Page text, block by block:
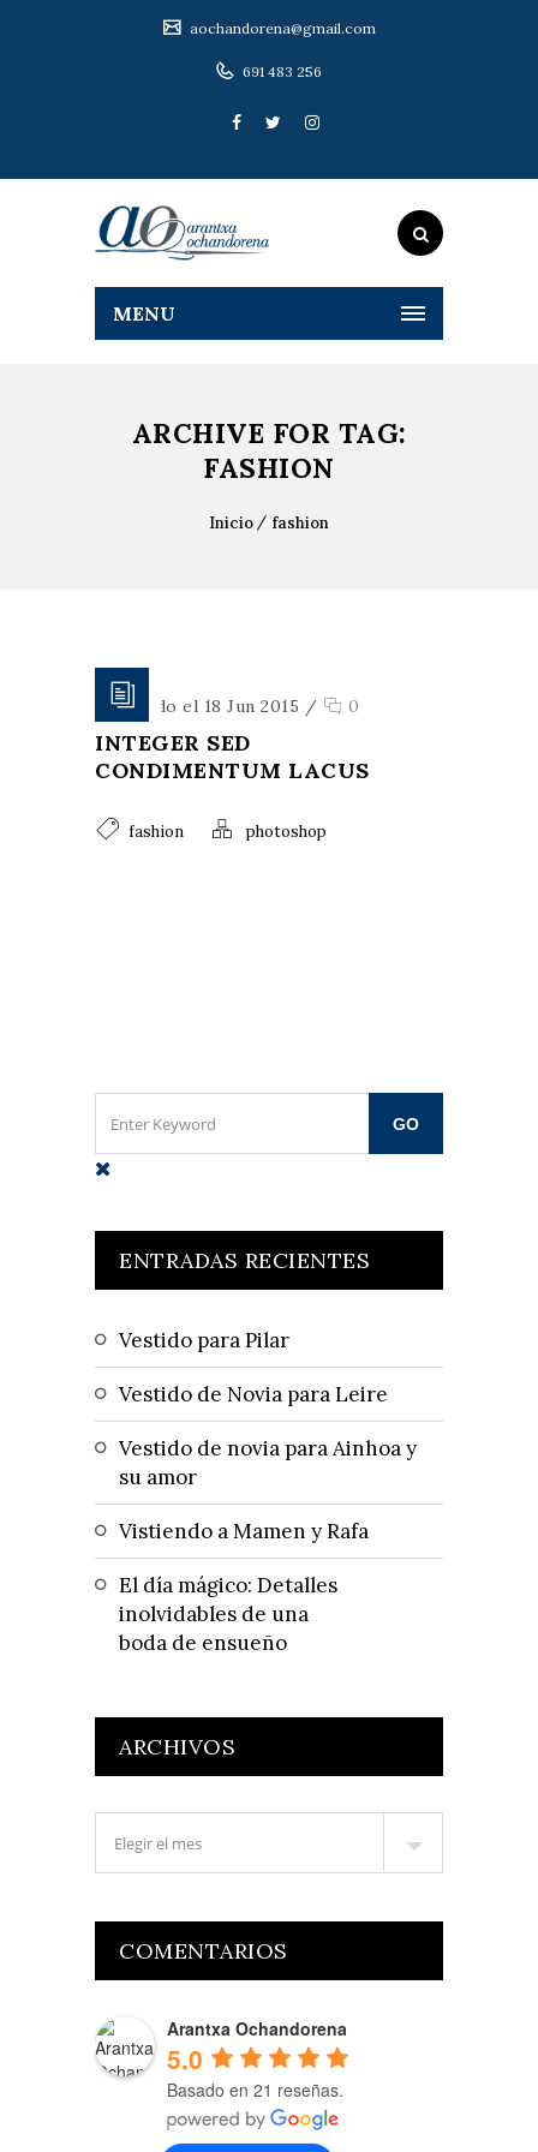
aochandorena@gmail.com
691 483 256
MENU
ARCHIVE FOR TAG:
FASHION
Inicio fashion
Publicado el 18 Jun 2015 / 0
INTEGER SED
CONDIMENTUM LACUS
fashion photoshop
ENTRADAS RECIENTES
Vestido para Pilar
Vestido de Novia para Leire
Vestido de novia para Ainhoa y
su amor
Vistiendo a Mamen y Rafa
El día mágico: Detalles
inolvidables de una
boda de ensueño
ARCHIVOS
COMENTARIOS
Arantxa Ochandorena
5.0
Basado en 21 reseñas.